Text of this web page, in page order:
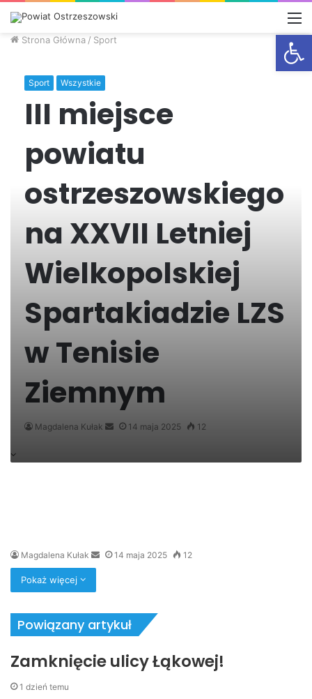
Strona Główna / Sport
Sport Wszystkie
III miejsce
powiatu
ostrzeszowskiego
na XXVII Letniej
Wielkopolskiej
Spartakiadzie LZS
w Tenisie
Ziemnym
Magdalena Kułak
Send14 maja 2025 12
Magdalena Kułak
Send14 maja 2025 12
Pokaż więcej
Powiązany artykuł
Zamknięcie ulicy Łąkowej!
1 dzień temu